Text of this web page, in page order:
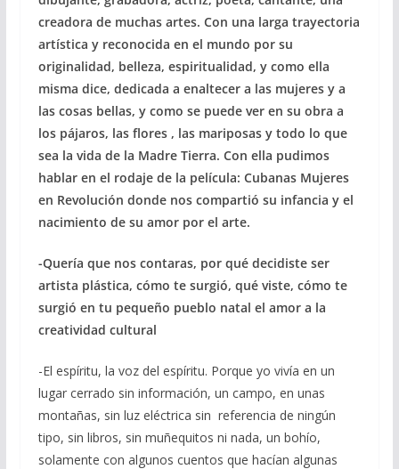
o
k
m p
p
ti
r
creadora de muchas artes. Con una larga trayectoria
artística y reconocida en el mundo por su
originalidad, belleza, espiritualidad, y como ella
misma dice, dedicada a enaltecer a las mujeres y a
las cosas bellas, y como se puede ver en su obra a
los pájaros, las flores , las mariposas y todo lo que
sea la vida de la Madre Tierra. Con ella pudimos
hablar en el rodaje de la película: Cubanas Mujeres
en Revolución donde nos compartió su infancia y el
nacimiento de su amor por el arte.
-Quería que nos contaras, por qué decidiste ser
artista plástica, cómo te surgió, qué viste, cómo te
surgió en tu pequeño pueblo natal el amor a la
creatividad cultural
-El espíritu, la voz del espíritu. Porque yo vivía en un
lugar cerrado sin información, un campo, en unas
montañas, sin luz eléctrica sin referencia de ningún
tipo, sin libros, sin muñequitos ni nada, un bohío,
solamente con algunos cuentos que hacían algunas